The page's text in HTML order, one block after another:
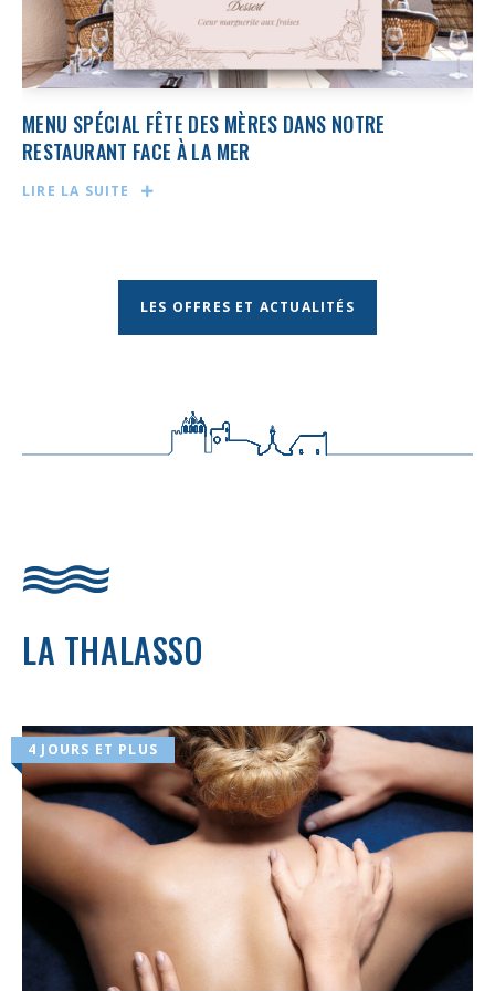
MENU SPÉCIAL FÊTE DES MÈRES DANS NOTRE
RESTAURANT FACE À LA MER
LIRE LA SUITE
LES OFFRES ET ACTUALITÉS
LA THALASSO
4 JOURS ET PLUS